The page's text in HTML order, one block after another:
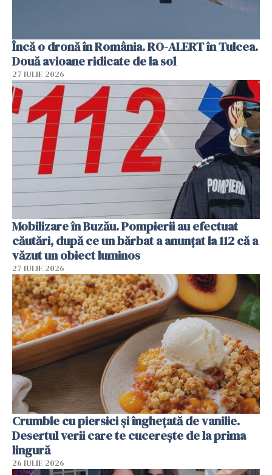
Încă o dronă în România. RO-ALERT în Tulcea.
Două avioane ridicate de la sol
27 IULIE 2026
Mobilizare în Buzău. Pompierii au efectuat
căutări, după ce un bărbat a anunțat la 112 că a
văzut un obiect luminos
27 IULIE 2026
Crumble cu piersici și înghețată de vanilie.
Desertul verii care te cucerește de la prima
lingură
26 IULIE 2026